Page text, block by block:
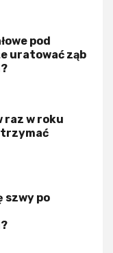
pod
uratować ząb
raz w roku
szwy po